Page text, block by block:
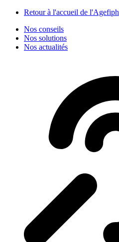
Retour à l'accueil de l'Agefiph
Nos conseils
Nos solutions
Nos actualités